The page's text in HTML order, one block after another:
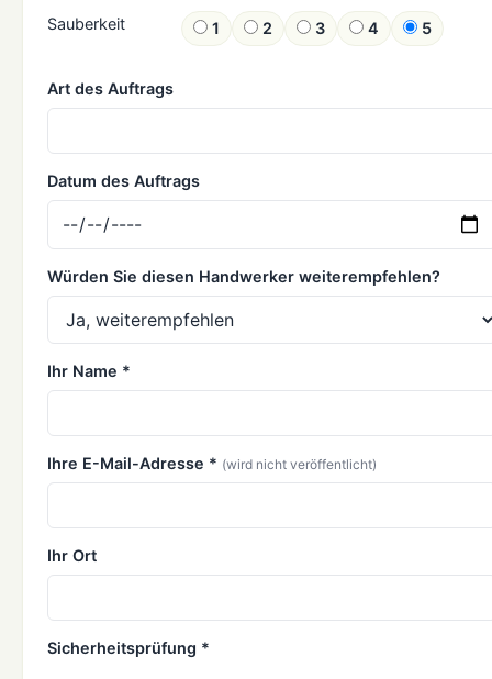
Sauberkeit 1 2 3 4 5
Art des Auftrags
Datum des Auftrags
Würden Sie diesen Handwerker weiterempfehlen?
Ihr Name *
Ihre E-Mail-Adresse * (wird nicht veröffentlicht)
Ihr Ort
Sicherheitsprüfung *